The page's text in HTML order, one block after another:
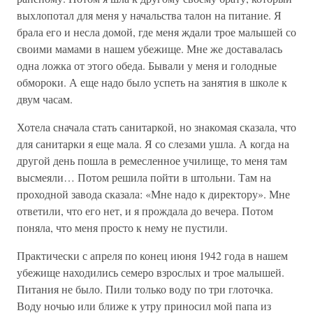
выхлопотал для меня у начальства талон на питание. Я
брала его и несла домой, где меня ждали трое малышей со
своими мамами в нашем убежище. Мне же доставалась
одна ложка от этого обеда. Бывали у меня и голодные
обмороки. А еще надо было успеть на занятия в школе к
двум часам.
Хотела сначала стать санитаркой, но знакомая сказала, что
для санитарки я еще мала. Я со слезами ушла. А когда на
другой день пошла в ремесленное училище, то меня там
высмеяли… Потом решила пойти в штольни. Там на
проходной завода сказала: «Мне надо к директору». Мне
ответили, что его нет, и я прождала до вечера. Потом
поняла, что меня просто к нему не пустили.
Практически с апреля по конец июня 1942 года в нашем
убежище находились семеро взрослых и трое малышей.
Питания не было. Пили только воду по три глоточка.
Воду ночью или ближе к утру приносил мой папа из